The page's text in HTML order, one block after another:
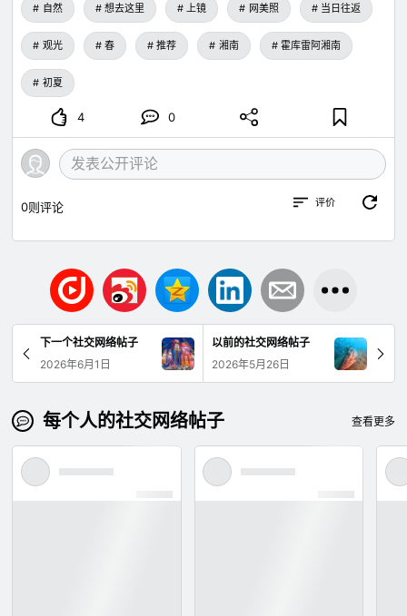
自然 想去这里 上镜 网美照 当日往返
观光 春 推荐 湘南 霍库雷阿湘南
初夏
4 0
0则评论 评价
下一个社交网络帖子
2026年6月1日
以前的社交网络帖子
2026年5月26日
每个人的社交网络帖子 查看更多